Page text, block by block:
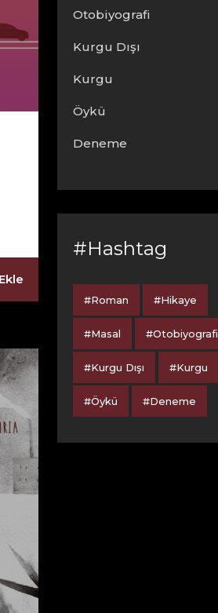
Otobiyografi
Kurgu Dışı
Kurgu
Öykü
Deneme
#Hashtag
#Roman #Hikaye
#Masal #Otobiyografi
#Kurgu Dışı #Kurgu
#Öykü #Deneme